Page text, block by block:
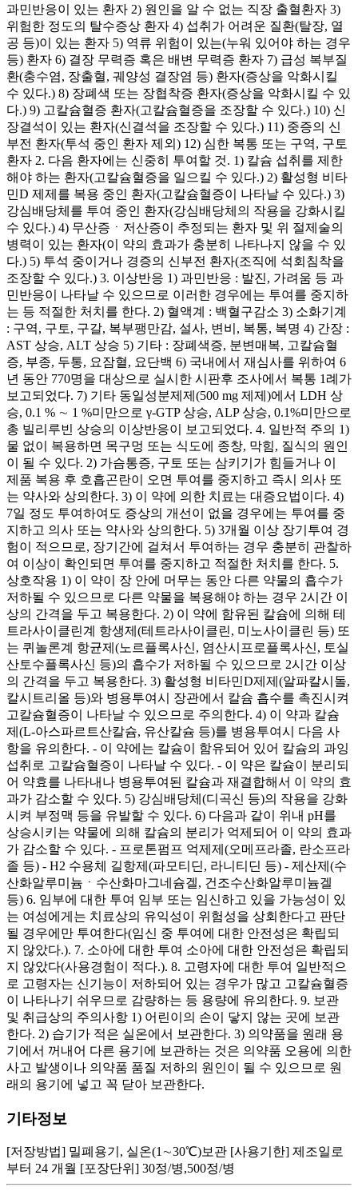
과민반응이 있는 환자 2) 원인을 알 수 없는 직장 출혈환자 3)
위험한 정도의 탈수증상 환자 4) 섭취가 어려운 질환(탈장, 열
공 등)이 있는 환자 5) 역류 위험이 있는(누워 있어야 하는 경우
등) 환자 6) 결장 무력증 혹은 배변 무력증 환자 7) 급성 복부질
환(충수염, 장출혈, 궤양성 결장염 등) 환자(증상을 악화시킬
수 있다.) 8) 장폐색 또는 장협착증 환자(증상을 악화시킬 수 있
다.) 9) 고칼슘혈증 환자(고칼슘혈증을 조장할 수 있다.) 10) 신
장결석이 있는 환자(신결석을 조장할 수 있다.) 11) 중증의 신
부전 환자(투석 중인 환자 제외) 12) 심한 복통 또는 구역, 구토
환자 2. 다음 환자에는 신중히 투여할 것. 1) 칼슘 섭취를 제한
해야 하는 환자(고칼슘혈증을 일으킬 수 있다.) 2) 활성형 비타
민D 제제를 복용 중인 환자(고칼슘혈증이 나타날 수 있다.) 3)
강심배당체를 투여 중인 환자(강심배당체의 작용을 강화시킬
수 있다.) 4) 무산증ㆍ저산증이 추정되는 환자 및 위 절제술의
병력이 있는 환자(이 약의 효과가 충분히 나타나지 않을 수 있
다.) 5) 투석 중이거나 경증의 신부전 환자(조직에 석회침착을
조장할 수 있다.) 3. 이상반응 1) 과민반응 : 발진, 가려움 등 과
민반응이 나타날 수 있으므로 이러한 경우에는 투여를 중지하
는 등 적절한 처치를 한다. 2) 혈액계 : 백혈구감소 3) 소화기계
: 구역, 구토, 구갈, 복부팽만감, 설사, 변비, 복통, 복명 4) 간장 :
AST 상승, ALT 상승 5) 기타 : 장폐색증, 분변매복, 고칼슘혈
증, 부종, 두통, 요잠혈, 요단백 6) 국내에서 재심사를 위하여 6
년 동안 770명을 대상으로 실시한 시판후 조사에서 복통 1례가
보고되었다. 7) 기타 동일성분제제(500 mg 제제)에서 LDH 상
승, 0.1 % ∼ 1 %미만으로 γ-GTP 상승, ALP 상승, 0.1%미만으로
총 빌리루빈 상승의 이상반응이 보고되었다. 4. 일반적 주의 1)
물 없이 복용하면 목구멍 또는 식도에 종창, 막힘, 질식의 원인
이 될 수 있다. 2) 가슴통증, 구토 또는 삼키기가 힘들거나 이
제품 복용 후 호흡곤란이 오면 투여를 중지하고 즉시 의사 또
는 약사와 상의한다. 3) 이 약에 의한 치료는 대증요법이다. 4)
7일 정도 투여하여도 증상의 개선이 없을 경우에는 투여를 중
지하고 의사 또는 약사와 상의한다. 5) 3개월 이상 장기투여 경
험이 적으므로, 장기간에 걸쳐서 투여하는 경우 충분히 관찰하
여 이상이 확인되면 투여를 중지하고 적절한 처치를 한다. 5.
상호작용 1) 이 약이 장 안에 머무는 동안 다른 약물의 흡수가
저하될 수 있으므로 다른 약물을 복용해야 하는 경우 2시간 이
상의 간격을 두고 복용한다. 2) 이 약에 함유된 칼슘에 의해 테
트라사이클린계 항생제(테트라사이클린, 미노사이클린 등) 또
는 퀴놀론계 항균제(노르플록사신, 염산시프로플록사신, 토실
산토수플록사신 등)의 흡수가 저하될 수 있으므로 2시간 이상
의 간격을 두고 복용한다. 3) 활성형 비타민D제제(알파칼시돌,
칼시트리올 등)와 병용투여시 장관에서 칼슘 흡수를 촉진시켜
고칼슘혈증이 나타날 수 있으므로 주의한다. 4) 이 약과 칼슘
제(L-아스파르트산칼슘, 유산칼슘 등)를 병용투여시 다음 사
항을 유의한다. - 이 약에는 칼슘이 함유되어 있어 칼슘의 과잉
섭취로 고칼슘혈증이 나타날 수 있다. - 이 약은 칼슘이 분리되
어 약효를 나타내나 병용투여된 칼슘과 재결합해서 이 약의 효
과가 감소할 수 있다. 5) 강심배당체(디곡신 등)의 작용을 강화
시켜 부정맥 등을 유발할 수 있다. 6) 다음과 같이 위내 pH를
상승시키는 약물에 의해 칼슘의 분리가 억제되어 이 약의 효과
가 감소할 수 있다. - 프로톤펌프 억제제(오메프라졸, 란소프라
졸 등) - H2 수용체 길항제(파모티딘, 라니티딘 등) - 제산제(수
산화알루미늄ㆍ수산화마그네슘겔, 건조수산화알루미늄겔
등) 6. 임부에 대한 투여 임부 또는 임신하고 있을 가능성이 있
는 여성에게는 치료상의 유익성이 위험성을 상회한다고 판단
될 경우에만 투여한다(임신 중 투여에 대한 안전성은 확립되
지 않았다.). 7. 소아에 대한 투여 소아에 대한 안전성은 확립되
지 않았다(사용경험이 적다.). 8. 고령자에 대한 투여 일반적으
로 고령자는 신기능이 저하되어 있는 경우가 많고 고칼슘혈증
이 나타나기 쉬우므로 감량하는 등 용량에 유의한다. 9. 보관
및 취급상의 주의사항 1) 어린이의 손이 닿지 않는 곳에 보관
한다. 2) 습기가 적은 실온에서 보관한다. 3) 의약품을 원래 용
기에서 꺼내어 다른 용기에 보관하는 것은 의약품 오용에 의한
사고 발생이나 의약품 품질 저하의 원인이 될 수 있으므로 원
래의 용기에 넣고 꼭 닫아 보관한다.
기타정보
[저장방법] 밀폐용기, 실온(1∼30℃)보관 [사용기한] 제조일로
부터 24 개월 [포장단위] 30정/병,500정/병